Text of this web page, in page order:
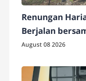
Renungan
Berjalan
August 08 2026